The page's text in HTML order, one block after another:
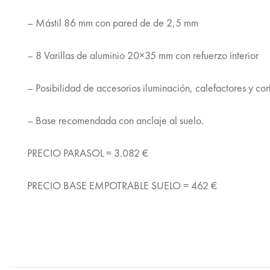
– Mástil 86 mm con pared de de 2,5 mm
– 8 Varillas de aluminio 20×35 mm con refuerzo interior
– Posibilidad de accesorios iluminación, calefactores y
– Base recomendada con anclaje al suelo.
PRECIO PARASOL = 3.082 €
PRECIO BASE EMPOTRABLE SUELO = 462 €